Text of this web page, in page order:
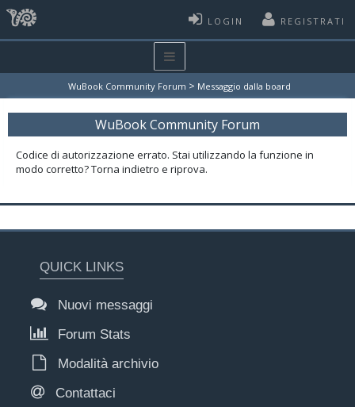
LOGIN REGISTRATI
WuBook Community Forum > Messaggio dalla board
WuBook Community Forum
Codice di autorizzazione errato. Stai utilizzando la funzione in
modo corretto? Torna indietro e riprova.
QUICK LINKS
Nuovi messaggi
Forum Stats
Modalità archivio
Contattaci